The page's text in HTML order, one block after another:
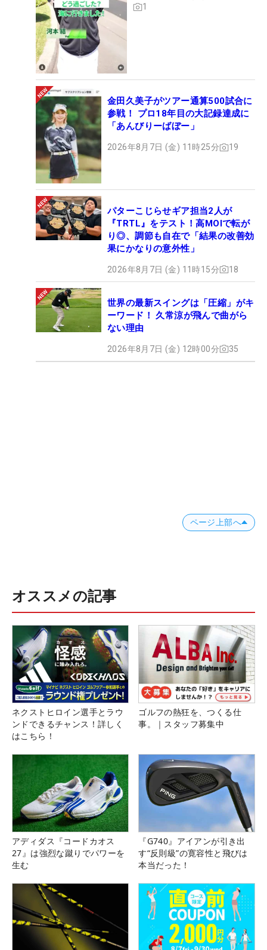
1
金田久美子がツアー通算500試合に
参戦！ プロ18年目の大記録達成に
「あんびりーばぼー」
2026年8月7日 (金) 11時25分 19
パターこじらせギア担当2人が
『TRTL』をテスト！高MOIで転が
り◎、調節も自在で「結果の改善効
果にかなりの意外性」
2026年8月7日 (金) 11時15分 18
世界の最新スイングは「圧縮」がキ
ーワード！ 久常涼が飛んで曲がら
ない理由
2026年8月7日 (金) 12時00分 35
ページ上部へ
オススメの記事
ネクストヒロイン選手とラウ
ンドできるチャンス！詳しく
はこちら！
ゴルフの熱狂を、つくる仕
事。｜スタッフ募集中
アディダス『コードカオス
27』は強烈な蹴りでパワーを
生む
『G740』アイアンが引き出
す“反則級”の寛容性と飛びは
本当だった！